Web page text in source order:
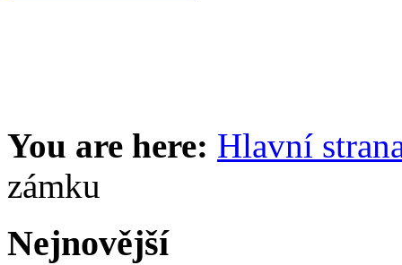
You are here: Hlavní
zámku
Nejnovější